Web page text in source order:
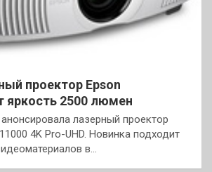
проектор Epson
яркость 2500 люмен
лазерный проектор
4K Pro-UHD. Новинка подходит
в…